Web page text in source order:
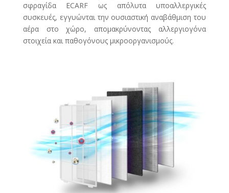
σφραγίδα ECARF ως απόλυτα υποαλλεργικές
συσκευές, εγγυώνται την ουσιαστική αναβάθμιση του
αέρα στο χώρο, απομακρύνοντας αλλεργιογόνα
στοιχεία και παθογόνους μικροοργανισμούς.